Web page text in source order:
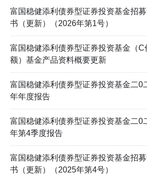
富国稳健添利债券型证券投资基金招
书（更新）（2026年第1号）
富国稳健添利债券型证券投资基金（C
额）基金产品资料概要更新
富国稳健添利债券型证券投资基金二0
年年度报告
富国稳健添利债券型证券投资基金二0
年第4季度报告
富国稳健添利债券型证券投资基金招
书（更新）（2025年第4号）